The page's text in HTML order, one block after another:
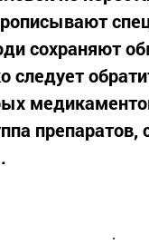
сохраняют